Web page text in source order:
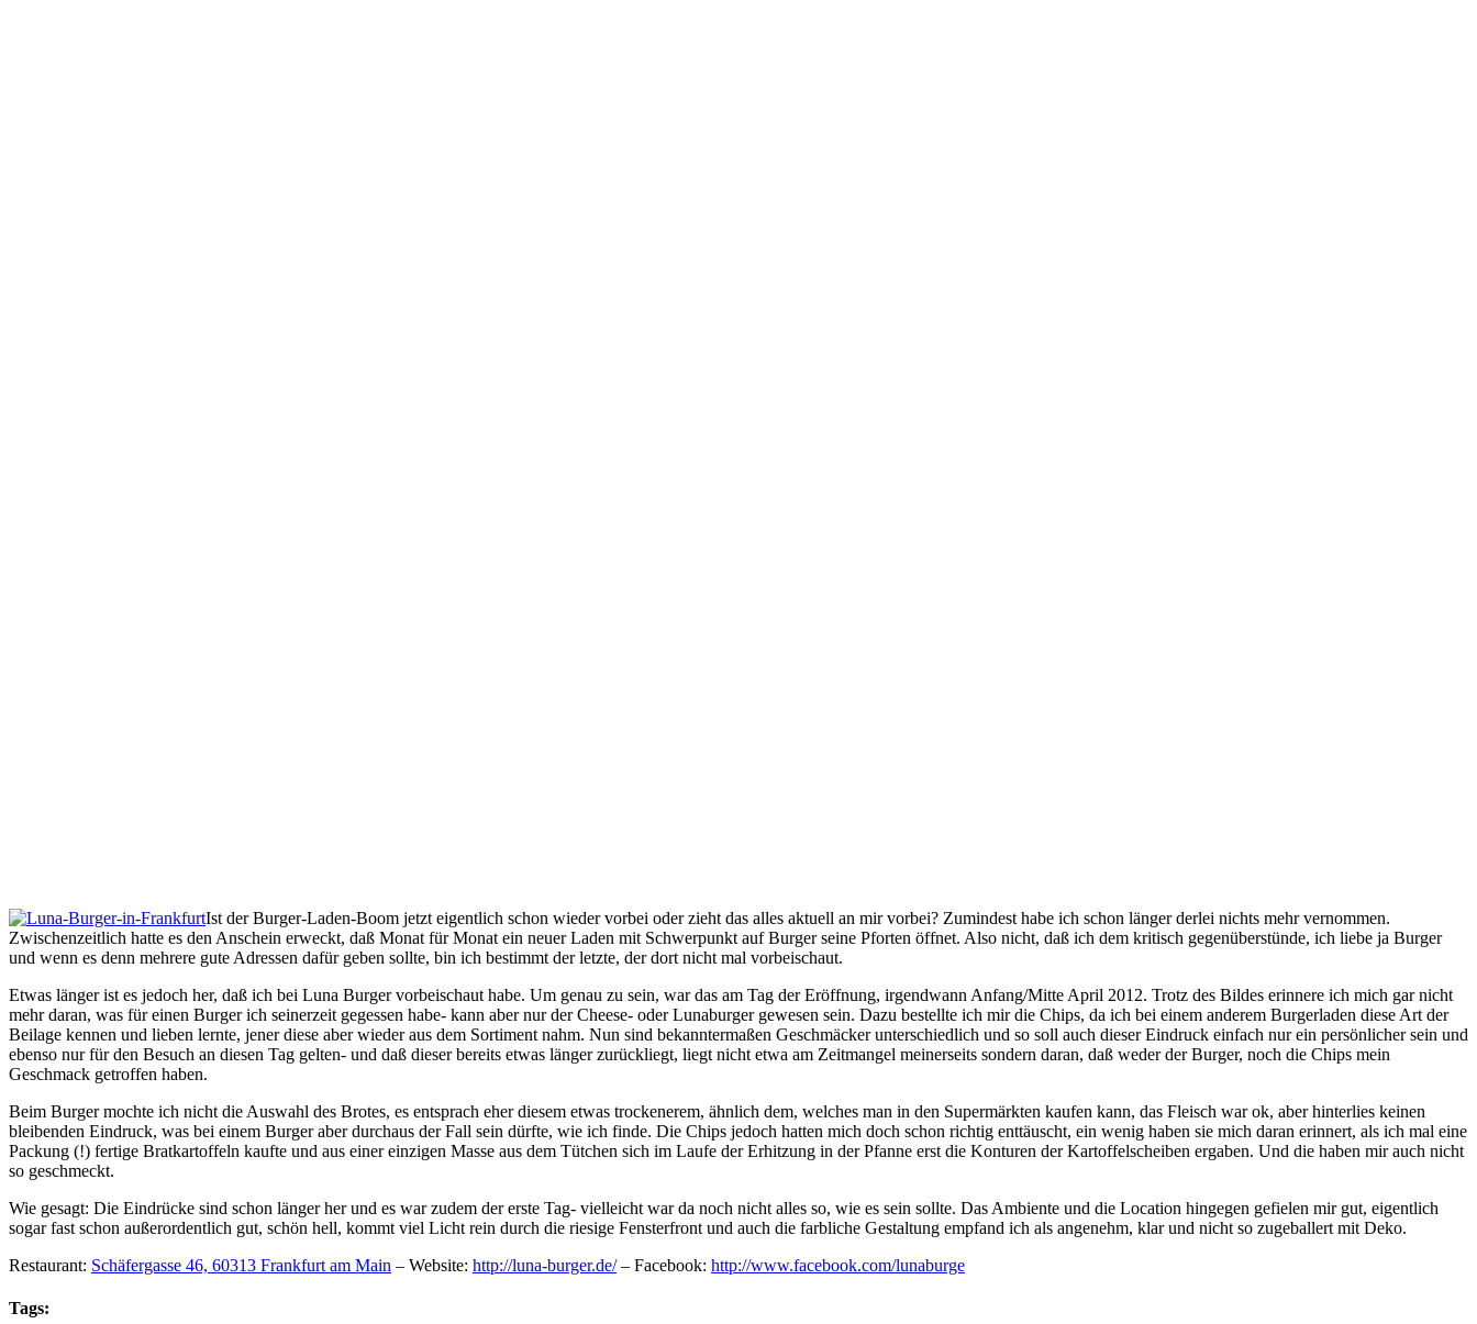
Ist der Burger-Laden-Boom jetzt eigentlich schon wieder vorbei oder zieht das alles aktuell an mir vorbei? Zumindest habe ich schon länger derlei nichts mehr vernommen.
Zwischenzeitlich hatte es den Anschein erweckt, daß Monat für Monat ein neuer Laden mit Schwerpunkt auf Burger seine Pforten öffnet. Also nicht, daß ich dem kritisch gegenüberstünde, ich liebe ja Burger
und wenn es denn mehrere gute Adressen dafür geben sollte, bin ich bestimmt der letzte, der dort nicht mal vorbeischaut.
Etwas länger ist es jedoch her, daß ich bei Luna Burger vorbeischaut habe. Um genau zu sein, war das am Tag der Eröffnung, irgendwann Anfang/Mitte April 2012. Trotz des Bildes erinnere ich mich gar nicht
mehr daran, was für einen Burger ich seinerzeit gegessen habe- kann aber nur der Cheese- oder Lunaburger gewesen sein. Dazu bestellte ich mir die Chips, da ich bei einem anderem Burgerladen diese Art der
Beilage kennen und lieben lernte, jener diese aber wieder aus dem Sortiment nahm. Nun sind bekanntermaßen Geschmäcker unterschiedlich und so soll auch dieser Eindruck einfach nur ein persönlicher sein und
ebenso nur für den Besuch an diesen Tag gelten- und daß dieser bereits etwas länger zurückliegt, liegt nicht etwa am Zeitmangel meinerseits sondern daran, daß weder der Burger, noch die Chips mein
Geschmack getroffen haben.
Beim Burger mochte ich nicht die Auswahl des Brotes, es entsprach eher diesem etwas trockenerem, ähnlich dem, welches man in den Supermärkten kaufen kann, das Fleisch war ok, aber hinterlies keinen
bleibenden Eindruck, was bei einem Burger aber durchaus der Fall sein dürfte, wie ich finde. Die Chips jedoch hatten mich doch schon richtig enttäuscht, ein wenig haben sie mich daran erinnert, als ich mal eine
Packung (!) fertige Bratkartoffeln kaufte und aus einer einzigen Masse aus dem Tütchen sich im Laufe der Erhitzung in der Pfanne erst die Konturen der Kartoffelscheiben ergaben. Und die haben mir auch nicht
so geschmeckt.
Wie gesagt: Die Eindrücke sind schon länger her und es war zudem der erste Tag- vielleicht war da noch nicht alles so, wie es sein sollte. Das Ambiente und die Location hingegen gefielen mir gut, eigentlich
sogar fast schon außerordentlich gut, schön hell, kommt viel Licht rein durch die riesige Fensterfront und auch die farbliche Gestaltung empfand ich als angenehm, klar und nicht so zugeballert mit Deko.
Restaurant: Schäfergasse 46, 60313 Frankfurt am Main – Website: http://luna-burger.de/– Facebook: http://www.facebook.com/lunaburge
Tags: